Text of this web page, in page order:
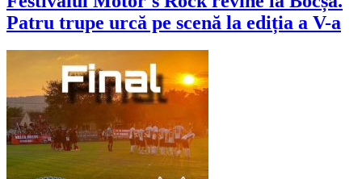
Patru trupe urcă pe scenă la ediția a V-a